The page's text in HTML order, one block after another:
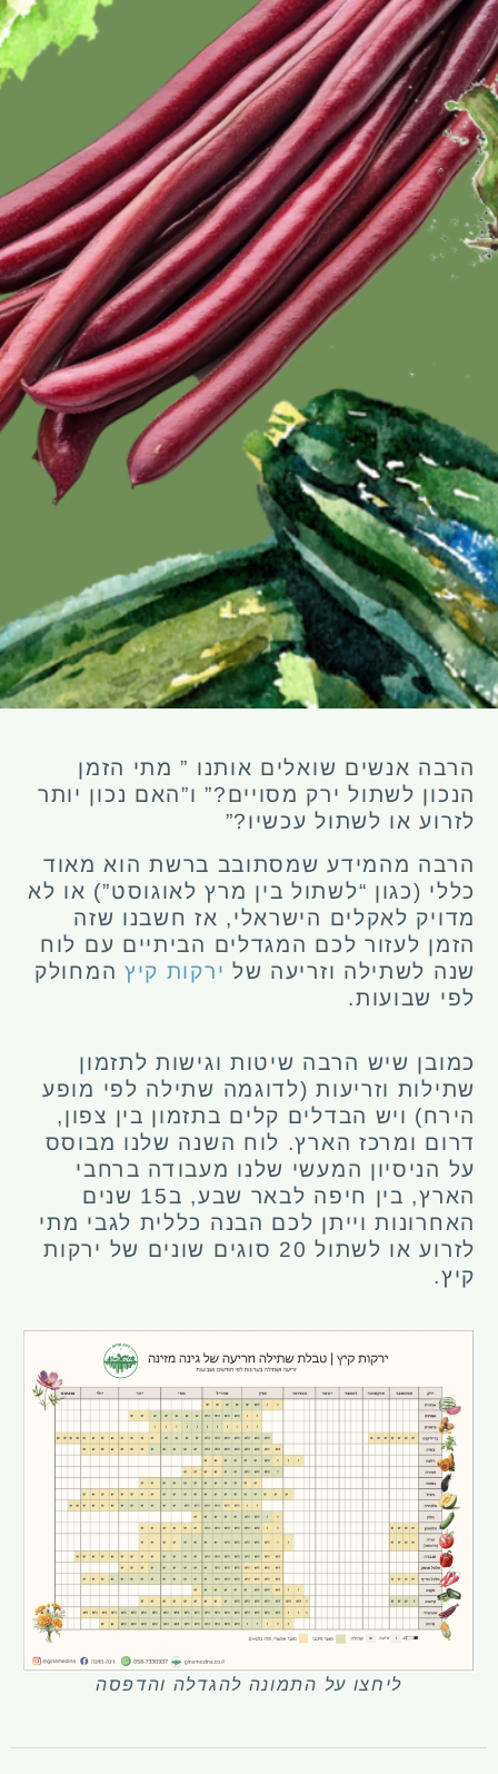
הרבה אנשים שואלים אותנו ” מתי הזמן
הנכון לשתול ירק מסויים?” ו”האם נכון יותר
לזרוע או לשתול עכשיו?”
הרבה מהמידע שמסתובב ברשת הוא מאוד
כללי (כגון “לשתול בין מרץ לאוגוסט”) או לא
מדויק לאקלים הישראלי, אז חשבנו שזה
הזמן לעזור לכם המגדלים הביתיים עם לוח
שנה לשתילה וזריעה של ירקות קיץ המחולק
לפי שבועות.
כמובן שיש הרבה שיטות וגישות לתזמון
שתילות וזריעות (לדוגמה שתילה לפי מופע
הירח) ויש הבדלים קלים בתזמון בין צפון,
דרום ומרכז הארץ. לוח השנה שלנו מבוסס
על הניסיון המעשי שלנו מעבודה ברחבי
הארץ, בין חיפה לבאר שבע, ב15 שנים
האחרונות וייתן לכם הבנה כללית לגבי מתי
לזרוע או לשתול 20 סוגים שונים של ירקות
קיץ.
ליחצו על התמונה להגדלה והדפסה